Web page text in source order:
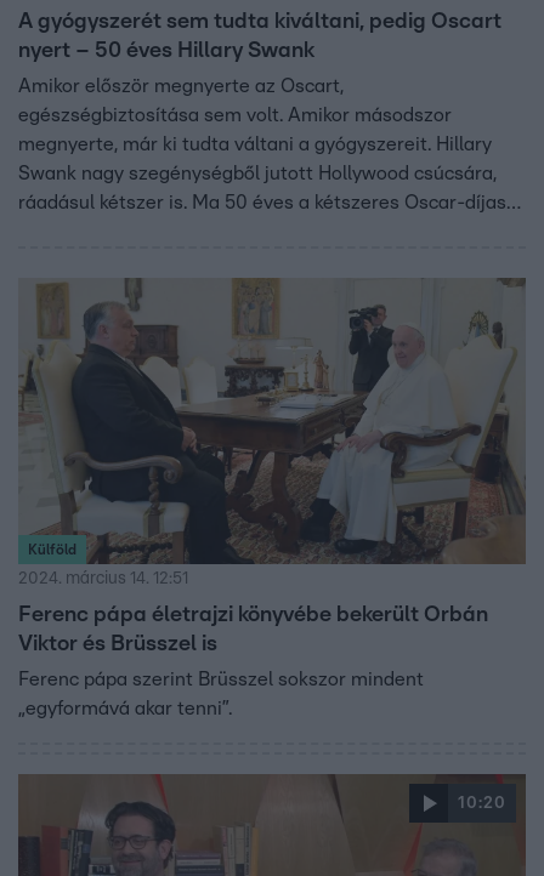
A gyógyszerét sem tudta kiváltani, pedig Oscart
nyert – 50 éves Hillary Swank
Amikor először megnyerte az Oscart,
egészségbiztosítása sem volt. Amikor másodszor
megnyerte, már ki tudta váltani a gyógyszereit. Hillary
Swank nagy szegénységből jutott Hollywood csúcsára,
ráadásul kétszer is. Ma 50 éves a kétszeres Oscar-díjas
Külföld
2024. március 14. 12:51
Ferenc pápa életrajzi könyvébe bekerült Orbán
Viktor és Brüsszel is
Ferenc pápa szerint Brüsszel sokszor mindent
„egyformává akar tenni”.
10:20